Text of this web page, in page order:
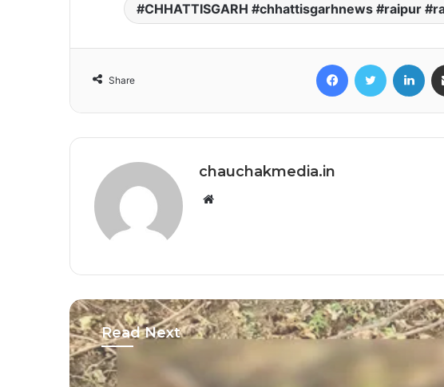
CHHATTISGARH #chhattisgarhnews #raipur
Share
FacebookTwitter
chauchakmedia.in
Website
Read Next